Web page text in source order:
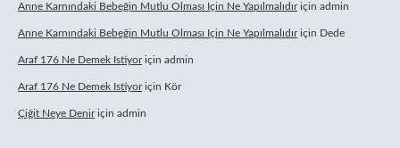
Anne Karnındaki Bebeğin Mutlu Olması Için Ne Yapılmalıdıriçin admin
Anne Karnındaki Bebeğin Mutlu Olması Için Ne Yapılmalıdıriçin Dede
Araf 176 Ne Demek Istiyoriçin admin
Araf 176 Ne Demek Istiyoriçin Kör
Çiğit Neye Deniriçin admin